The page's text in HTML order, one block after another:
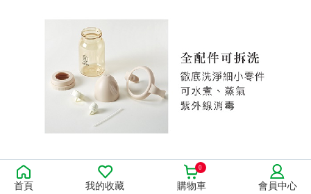
首頁 我的收藏 購物車
0
會員中心